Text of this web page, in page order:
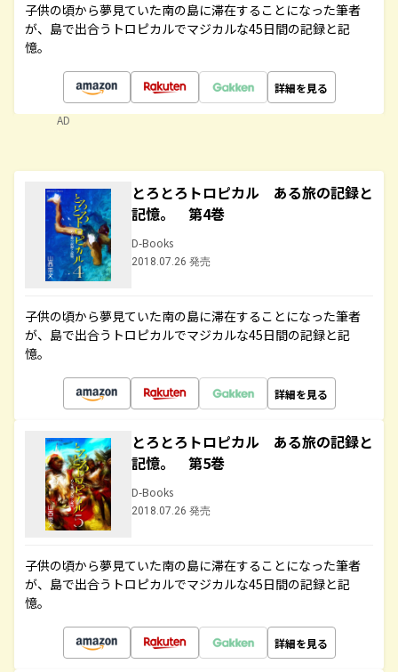
子供の頃から夢見ていた南の島に滞在することになった筆者
が、島で出合うトロピカルでマジカルな45日間の記録と記
憶。
詳細を見る
AD
とろとろトロピカル ある旅の記録と
記憶。 第4巻
D-Books
2018.07.26 発売
子供の頃から夢見ていた南の島に滞在することになった筆者
が、島で出合うトロピカルでマジカルな45日間の記録と記
憶。
詳細を見る
とろとろトロピカル ある旅の記録と
記憶。 第5巻
D-Books
2018.07.26 発売
子供の頃から夢見ていた南の島に滞在することになった筆者
が、島で出合うトロピカルでマジカルな45日間の記録と記
憶。
詳細を見る